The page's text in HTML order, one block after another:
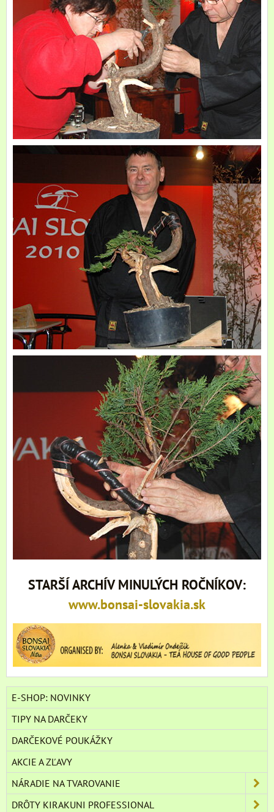
STARŠÍ ARCHÍV MINULÝCH ROČNÍKOV:
www.bonsai-slovakia.sk
E-SHOP: NOVINKY
TIPY NA DARČEKY
DARČEKOVÉ POUKÁŽKY
AKCIE A ZĽAVY
NÁRADIE NA TVAROVANIE
DRÔTY KIRAKUNI PROFESSIONAL